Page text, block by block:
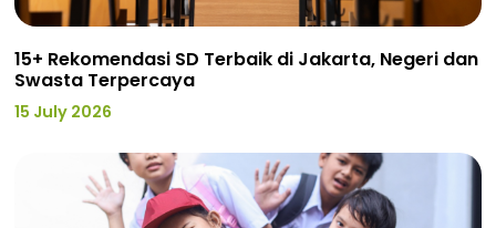
15+ Rekomendasi SD Terbaik di Jakarta, Negeri dan
Swasta Terpercaya
15 July 2026